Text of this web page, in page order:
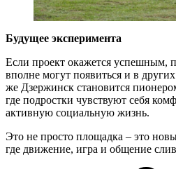
Будущее эксперимента
Если проект окажется успешным,
вполне могут появиться и в
же Дзержинск становится
где подростки чувствуют себя
активную социальную жизнь.
Это не просто площадка – это
где движение, игра и общение